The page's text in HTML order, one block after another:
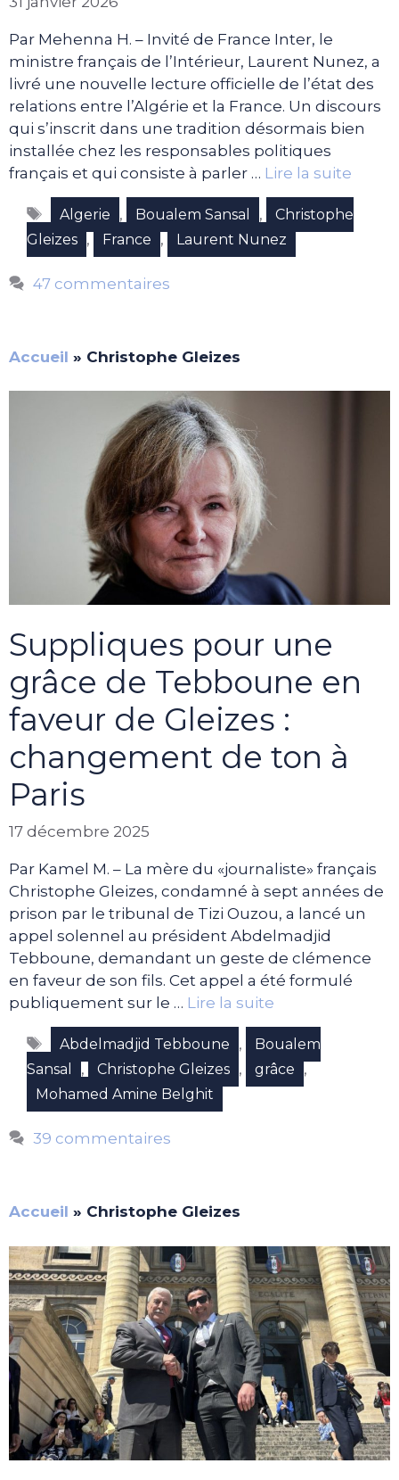
Par Mehenna H. – Invité de France Inter, le
ministre français de l’Intérieur, Laurent Nunez, a
livré une nouvelle lecture officielle de l’état des
relations entre l’Algérie et la France. Un discours
qui s’inscrit dans une tradition désormais bien
installée chez les responsables politiques
français et qui consiste à parler … Lire la suite
Étiquettes
Algerie , Boualem Sansal ,
Christophe
Gleizes , France , Laurent Nunez
47 commentaires
Accueil » Christophe Gleizes
Suppliques pour une
grâce de Tebboune en
faveur de Gleizes :
changement de ton à
Paris
17 décembre 2025
Par Kamel M. – La mère du «journaliste» français
Christophe Gleizes, condamné à sept années de
prison par le tribunal de Tizi Ouzou, a lancé un
appel solennel au président Abdelmadjid
Tebboune, demandant un geste de clémence
en faveur de son fils. Cet appel a été formulé
publiquement sur le … Lire la suite
Étiquettes
Abdelmadjid Tebboune ,
Boualem
Sansal
, Christophe Gleizes , grâce ,
Mohamed Amine Belghit
39 commentaires
Accueil » Christophe Gleizes